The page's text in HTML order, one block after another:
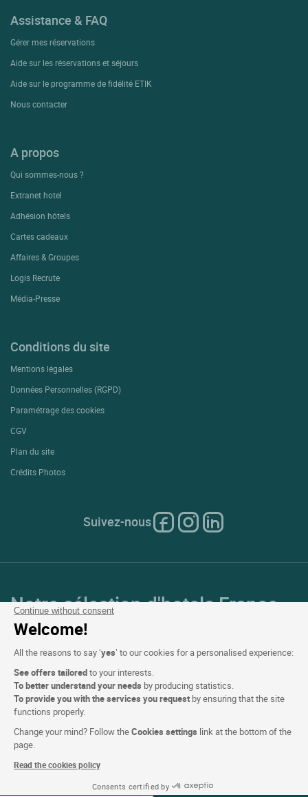
Continue without consent
Welcome!
All the reasons to say ‘yes’ to our cookies for a personalised experience:
See offers tailoredto your interests.
To better understand your needs by producing statistics.
To provide you with the services you request by ensuring that the site
functions properly.
Change your mind? Follow theCookies settings link at the bottom of the
page.
Read the cookies policy
Consents certified by
Assistance & FAQ
Gérer mes réservations
Aide sur les réservations et séjours
Aide sur le programme de fidélité ETIK
Nous contacter
A propos
Qui sommes-nous ?
Extranet hotel
Adhésion hôtels
Cartes cadeaux
Affaires & Groupes
Logis Recrute
Média-Presse
Conditions du site
Mentions légales
Données Personnelles (RGPD)
Paramétrage des cookies
CGV
Plan du site
Crédits Photos
Suivez-nous
Notre sélection d'hotels France
et en Europe
Top Pays
Top Régions
Top Villes
Top Hotels